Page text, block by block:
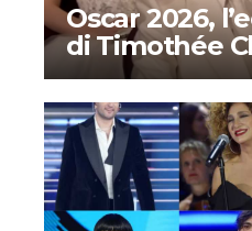
Oscar 2026,
di Timothée
ecco cosa è